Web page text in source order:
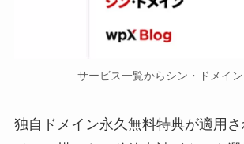
サービス一覧からシン・ドメイ
独自ドメイン永久無料特典が適用